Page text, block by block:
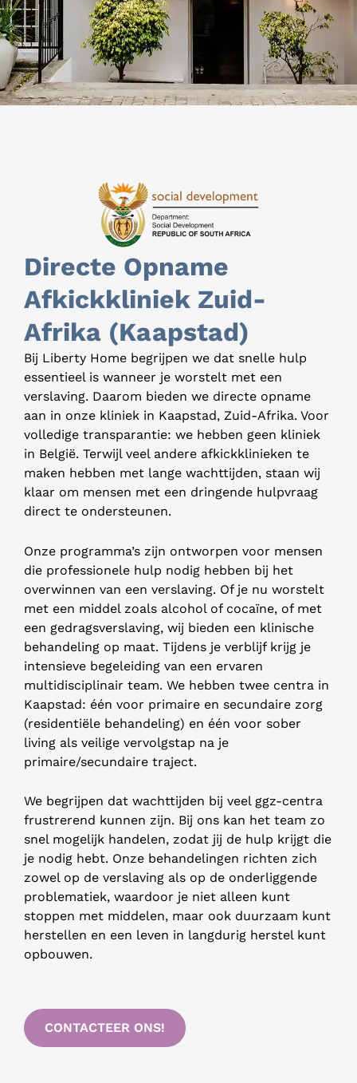
Directe Opname
Afkickkliniek Zuid-
Afrika (Kaapstad)
Bij Liberty Home begrijpen we dat snelle hulp
essentieel is wanneer je worstelt met een
verslaving. Daarom bieden we directe opname
aan in onze kliniek in Kaapstad, Zuid-Afrika. Voor
volledige transparantie: we hebben geen kliniek
in België. Terwijl veel andere afkickklinieken te
maken hebben met lange wachttijden, staan wij
klaar om mensen met een dringende hulpvraag
direct te ondersteunen.
Onze programma’s zijn ontworpen voor mensen
die professionele hulp nodig hebben bij het
overwinnen van een verslaving. Of je nu worstelt
met een middel zoals alcohol of cocaïne, of met
een gedragsverslaving, wij bieden een klinische
behandeling op maat. Tijdens je verblijf krijg je
intensieve begeleiding van een ervaren
multidisciplinair team. We hebben twee centra in
Kaapstad: één voor primaire en secundaire zorg
(residentiële behandeling) en één voor sober
living als veilige vervolgstap na je
primaire/secundaire traject.
We begrijpen dat wachttijden bij veel ggz-centra
frustrerend kunnen zijn. Bij ons kan het team zo
snel mogelijk handelen, zodat jij de hulp krijgt die
je nodig hebt. Onze behandelingen richten zich
zowel op de verslaving als op de onderliggende
problematiek, waardoor je niet alleen kunt
stoppen met middelen, maar ook duurzaam kunt
herstellen en een leven in langdurig herstel kunt
opbouwen.
CONTACTEER ONS!